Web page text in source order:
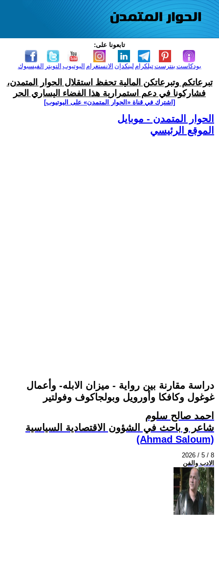
تابعونا على:
الفيسبوك التويتر اليوتيوب الانستغرام لينكدإن تيلكرامبنترست بودكاست
تبرعاتكم وتبرعاتكن المالية تحفظ استقلال الحوار المتمدن،
فشاركونا في دعم استمرارية هذا الفضاء اليساري الحر
[اشترك في قناة ‫«الحوار المتمدن» على اليوتيوب]
الحوار المتمدن - موبايل
الموقع الرئيسي
دراسة مقارنة بين رواية - ميزان الابله- وأعمال
غوغول وكافكا وأورويل وبولجاكوف وفولتير
احمد صالح سلوم
شاعر و باحث في الشؤون الاقتصادية السياسية
(Ahmad Saloum)
2026 / 5 / 8
الادب والفن